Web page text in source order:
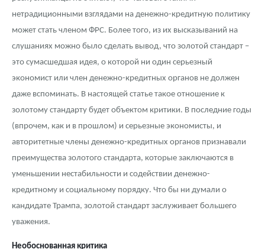
Русская нумизматика
Золотая карманная галерея
Наборы подарочных и коллекционных монет
Монеты и жетоны из недрагоценных металлов
Книги по нумизматике
нетрадиционными взглядами на денежно-кредитную политику
может стать членом ФРС. Более того, из их высказываний на
слушаниях можно было сделать вывод, что золотой стандарт –
это сумасшедшая идея, о которой ни один серьезный
экономист или член денежно-кредитных органов не должен
даже вспоминать. В настоящей статье такое отношение к
золотому стандарту будет объектом критики. В последние годы
(впрочем, как и в прошлом) и серьезные экономисты, и
авторитетные члены денежно-кредитных органов признавали
преимущества золотого стандарта, которые заключаются в
уменьшении нестабильности и содействии денежно-
кредитному и социальному порядку. Что бы ни думали о
кандидате Трампа, золотой стандарт заслуживает большего
уважения.
Необоснованная критика